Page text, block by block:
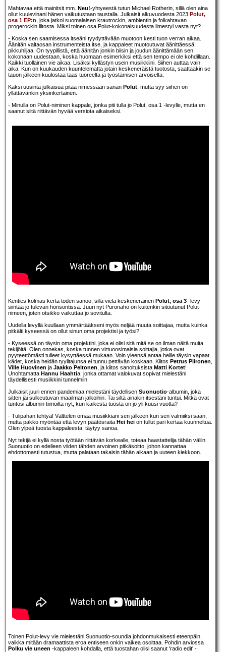
Mahtavaa että mainitsit mm. Neu!-yhtyeestä tutun Michael Rotherin, sillä olen aina
ollut kuulevinani hänen vaikutustaan taustalla. Julkaisit alkuvuodesta 2023 Polut,
osa 1 EP:n, joka jatkoi suomalaisen krautrockin, ambientin ja folkahtavan
progerockin liitosta. Miksi toinen osa Polut-kokonaisuudesta ilmestyi vasta nyt?
- Koska sen saamisessa itseäni tyydyttävään muotoon kesti tuon verran aikaa.
Äänitän valtaosan instrumenteista itse, ja kappaleet muotoutuvat äänittäessä
pikkuhiljaa. On tyypillistä, että äänitän jonkin biisin ja joudun äänittämään sen
kokonaan uudestaan, koska huomaan esimerkiksi että sen tempo ei ole kohdillaan.
Kaikki tuollainen vie aikaa. Lisäksi kyllästyn usein musiikkiini. Siihen auttaa vain
aika. Kun on kuukauden kuuntelematta jotain keskeneräistä tuotosta, saattaakin se
tauon jälkeen kuulostaa taas tuoreelta ja työstämisen arvoiselta.
Kaksi uusinta julkaisua pitää nimessään sanan Polut, mutta syy siihen on
yllättävänkin yksinkertainen.
- Minulla on Polut-niminen kappale, jonka piti tulla jo Polut, osa 1 -levylle, mutta en
saanut siitä riittävän hyvää versiota aikaiseksi.
Kenties kolmas kerta toden sanoo, sillä vielä keskeneräinen Polut, osa 3 -levy
siintää jo tulevan horisontissa. Juuri nyt Puronaho on kuitenkin sitoutunut Polut-
nimeen, joten otsikko vaikuttaa jo sovitulta.
Uudella levyllä kuullaan ymmärtääkseni myös neljää muuta soittajaa, mutta kuinka
pitkälti kyseessä on ollut sinun oma projektisi ja työsi?
- Kyseessä on täysin oma projektini, joka ei olisi sitä mitä se on ilman näitä muita
tekijöitä. Olen onnekas, koska tunnen virtuoosimaisia soittajia, jotka ovat
pyyteettömästi tulleet kysyttäessä mukaan. Voin yleensä antaa heille täysin vapaat
kädet, koska heidän tyylitajunsa ei tunnu pettävän koskaan. Kiitos Petrus Piironen,
Ville Huovinen ja Jaakko Peltonen, ja kiitos sanoituksista Matti Kortet!
Unohtamatta Hannu Haahtia, jonka ottamat valokuvat sopivat mielestäni
täydellisesti musiikkini tunnelmiin.
Julkaisit juuri ennen pandemiaa mielestäni täydellisen Suonuotio-albumin, joka
sitten jäi sulkeutuvan maailman jalkoihin. Tai siltä ainakin itsestäni tuntui. Mitkä ovat
tuntosi albumin tiimoilta nyt, kun kaikesta tuosta on jo yli kuusi vuotta?
- Tulipahan tehtyä! Välttelen omaa musiikkiani sen jälkeen kun sen valmiiksi saan,
mutta pakko myöntää että levyn päätösraita Hei hei on tullut pari kertaa kuunneltua.
Olen ylpeä tuosta kappaleesta, täytyy sanoa.
Nyt tekijä ei kyllä nosta työtään riittävän korkealle, toteaa haastattelija tähän väliin.
Suonuotio on edelleen viiden tähden arvoinen pitkäsoitto, johon kannattaa
ehdottomasti tutustua, mutta palataan takaisin tähän aikaan ja uuteen kiekkoon.
Toinen Polut-levy vie mielestäni Suonuotio-soundia johdonmukaisesti eteenpäin,
vaikka mitään dramaattista eroa entiseen onkin vaikea osoittaa. Pohdin arviossa
Polku vie uneen -kappaleen kohdalla, että tuostahan olisi saanut 'radio edit' -